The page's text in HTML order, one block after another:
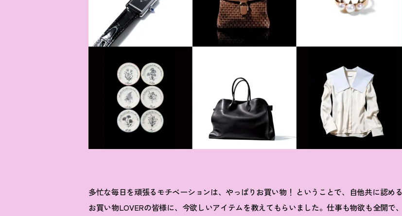
多忙な毎日を頑張るモチベーションは、やっぱりお買い物！ ということで、自他共に認める
お買い物LOVERの皆様に、今欲しいアイテムを教えてもらいました。仕事も物欲も全開で、